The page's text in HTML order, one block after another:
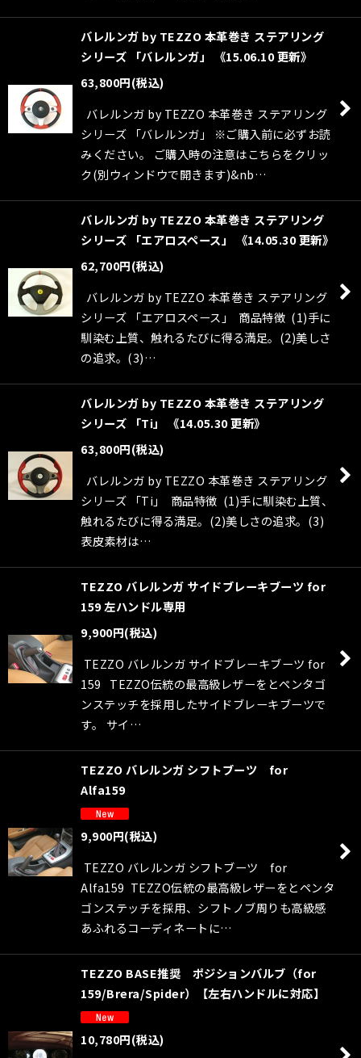
バレルンガ by TEZZO 本革巻き ステアリング
シリーズ 「バレルンガ」 《15.06.10 更新》
63,800円(税込)
バレルンガ by TEZZO 本革巻き ステアリング
シリーズ 「バレルンガ」 ※ご購入前に必ずお読
みください。 ご購入時の注意はこちらをクリッ
ク(別ウィンドウで開きます)&nb…
バレルンガ by TEZZO 本革巻き ステアリング
シリーズ 「エアロスペース」 《14.05.30 更新》
62,700円(税込)
バレルンガ by TEZZO 本革巻き ステアリング
シリーズ 「エアロスペース」 商品特徴 (1)手に
馴染む上質、触れるたびに得る満足。(2)美しさ
の追求。(3)…
バレルンガ by TEZZO 本革巻き ステアリング
シリーズ 「Ti」 《14.05.30 更新》
63,800円(税込)
バレルンガ by TEZZO 本革巻き ステアリング
シリーズ 「Ti」 商品特徴 (1)手に馴染む上質、
触れるたびに得る満足。(2)美しさの追求。(3)
表皮素材は…
TEZZO バレルンガ サイドブレーキブーツ for
159 左ハンドル専用
9,900円(税込)
TEZZO バレルンガ サイドブレーキブーツ for
159 TEZZO伝統の最高級レザーをとペンタゴ
ンステッチを採用したサイドブレーキブーツで
す。 サイ…
TEZZO バレルンガ シフトブーツ for
Alfa159
9,900円(税込)
TEZZO バレルンガ シフトブーツ for
Alfa159 TEZZO伝統の最高級レザーをとペンタ
ゴンステッチを採用、シフトノブ周りも高級感
あふれるコーディネートに…
TEZZO BASE推奨 ポジションバルブ（for
159/Brera/Spider）【左右ハンドルに対応】
10,780円(税込)